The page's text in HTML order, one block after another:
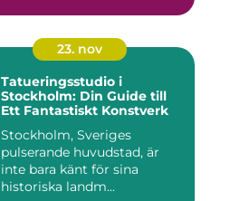
23. nov
Tatueringsstudio i
Stockholm: Din Guide till
Ett Fantastiskt Konstverk
Stockholm, Sveriges
pulserande huvudstad, är
inte bara känt för sina
historiska landm...